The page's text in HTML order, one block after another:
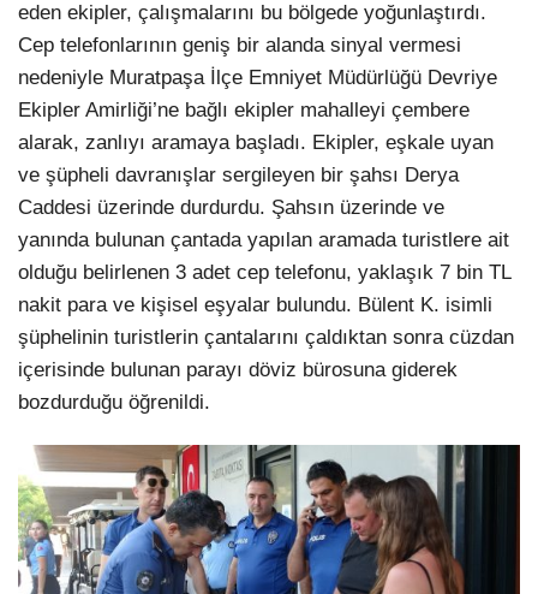
eden ekipler, çalışmalarını bu bölgede yoğunlaştırdı.
Cep telefonlarının geniş bir alanda sinyal vermesi
nedeniyle Muratpaşa İlçe Emniyet Müdürlüğü Devriye
Ekipler Amirliği’ne bağlı ekipler mahalleyi çembere
alarak, zanlıyı aramaya başladı. Ekipler, eşkale uyan
ve şüpheli davranışlar sergileyen bir şahsı Derya
Caddesi üzerinde durdurdu. Şahsın üzerinde ve
yanında bulunan çantada yapılan aramada turistlere ait
olduğu belirlenen 3 adet cep telefonu, yaklaşık 7 bin TL
nakit para ve kişisel eşyalar bulundu. Bülent K. isimli
şüphelinin turistlerin çantalarını çaldıktan sonra cüzdan
içerisinde bulunan parayı döviz bürosuna giderek
bozdurduğu öğrenildi.